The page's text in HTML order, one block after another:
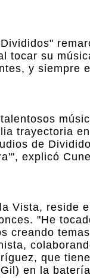
tocar su
y siempre
trayectoria
de
explicó
Vista, reside
"He
creando
que
en la